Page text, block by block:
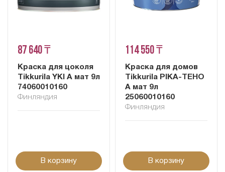
87 640 ₸
Краска для цоколя
Tikkurila YKI A мат 9л
74060010160
Финляндия
В корзину
114 550 ₸
Краска для домов
Tikkurila PIKA-TEHO
A мат 9л
25060010160
Финляндия
В корзину